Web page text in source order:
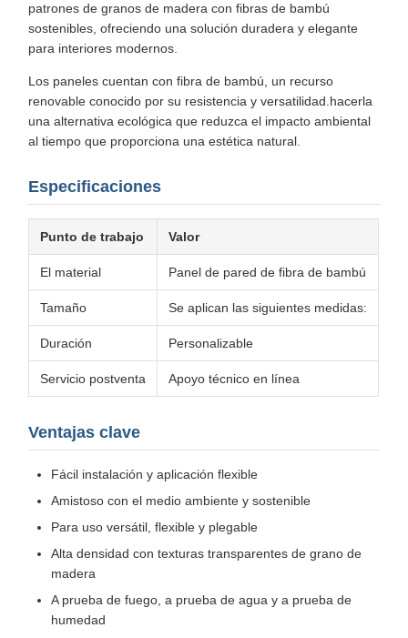
patrones de granos de madera con fibras de bambú
sostenibles, ofreciendo una solución duradera y elegante
para interiores modernos.
Los paneles cuentan con fibra de bambú, un recurso
renovable conocido por su resistencia y versatilidad.hacerla
una alternativa ecológica que reduzca el impacto ambiental
al tiempo que proporciona una estética natural.
Especificaciones
Punto de trabajo Valor
El material Panel de pared de fibra de bambú
Tamaño Se aplican las siguientes medidas:
Duración Personalizable
Servicio postventa Apoyo técnico en línea
Ventajas clave
Fácil instalación y aplicación flexible
Amistoso con el medio ambiente y sostenible
Para uso versátil, flexible y plegable
Alta densidad con texturas transparentes de grano de
madera
A prueba de fuego, a prueba de agua y a prueba de
humedad